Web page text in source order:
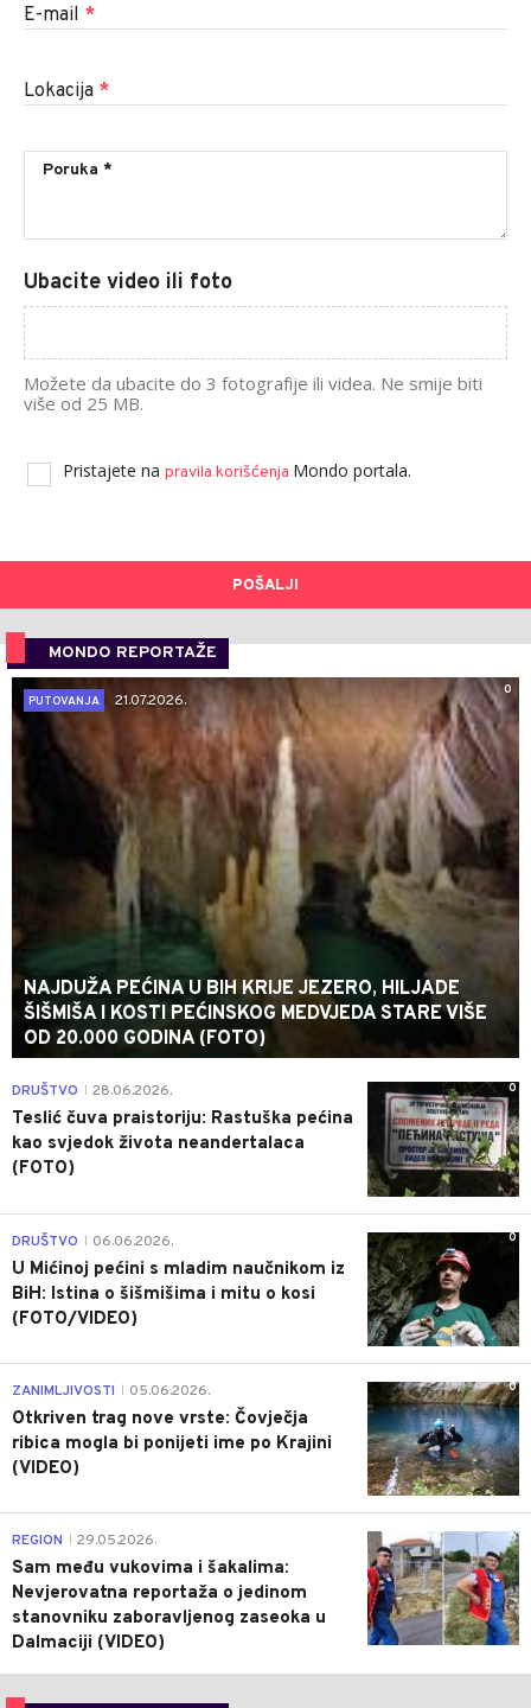
E-mail *
Lokacija *
Ubacite video ili foto
Možete da ubacite do 3 fotografije ili videa. Ne smije biti
više od 25 MB.
Pristajete na pravila korišćenja Mondo portala.
POŠALJI
MONDO REPORTAŽE
0
PUTOVANJA
21.07.2026.
NAJDUŽA PEĆINA U BIH KRIJE JEZERO, HILJADE
ŠIŠMIŠA I KOSTI PEĆINSKOG MEDVJEDA STARE VIŠE
OD 20.000 GODINA (FOTO)
0
DRUŠTVO 28.06.2026.
Teslić čuva praistoriju: Rastuška pećina
kao svjedok života neandertalaca
(FOTO)
0
DRUŠTVO 06.06.2026.
U Mićinoj pećini s mladim naučnikom iz
BiH: Istina o šišmišima i mitu o kosi
(FOTO/VIDEO)
0
ZANIMLJIVOSTI 05.06.2026.
Otkriven trag nove vrste: Čovječja
ribica mogla bi ponijeti ime po Krajini
(VIDEO)
0
REGION 29.05.2026.
Sam među vukovima i šakalima:
Nevjerovatna reportaža o jedinom
stanovniku zaboravljenog zaseoka u
Dalmaciji (VIDEO)